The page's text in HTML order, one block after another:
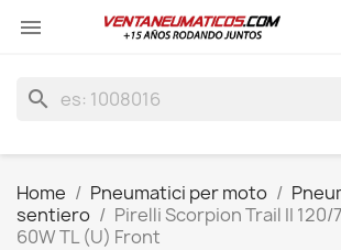

search
Home Pneumatici per moto
sentiero
Pirelli Scorpion Trail II 120/
60W TL (U) Front